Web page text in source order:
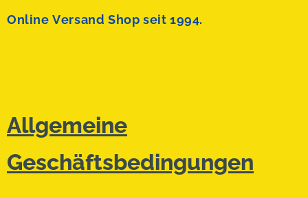
Online Versand Shop seit 1994.
Allgemeine
Geschäftsbedingungen